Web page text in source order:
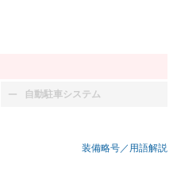
自動駐車システム
：装備なし
装備略号／用語解説